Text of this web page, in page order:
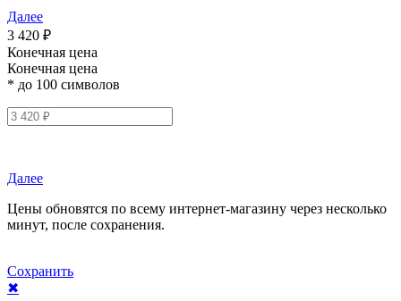
Далее
3 420 ₽
Конечная цена
Конечная цена
* до 100 символов
Далее
Цены обновятся по всему интернет-магазину через несколько
минут, после сохранения.
Сохранить
✖